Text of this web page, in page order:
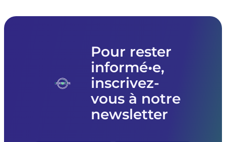
Pour rester
informé•e,
inscrivez-
vous à notre
newsletter